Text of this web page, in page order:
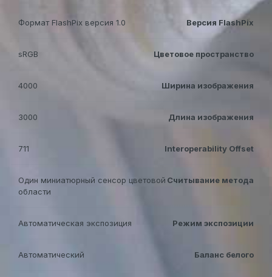
Версия FlashPix
Формат FlashPix версия 1.0
Цветовое пространство
sRGB
Ширина изображения
4000
Длина изображения
3000
Interoperability Offset
711
Считывание метода
Один миниатюрный сенсор цветовой
области
Режим экспозиции
Автоматическая экспозиция
Баланс белого
Автоматический